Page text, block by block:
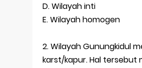
D. Wilayah inti
E. Wilayah homogen
2. Wilayah Gunungkidul
karst/kapur. Hal tersebut